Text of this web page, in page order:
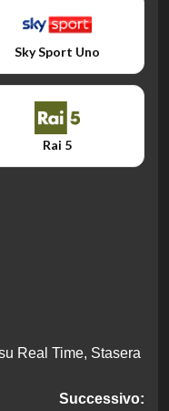
Sky Sport Uno
Rai 5
Real Time, Stasera
Successivo: